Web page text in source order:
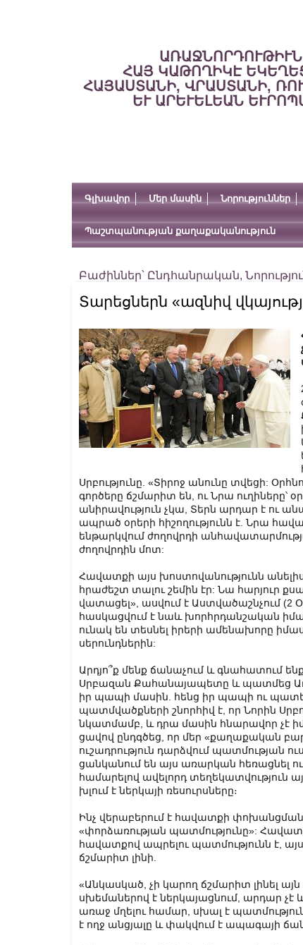
ԱՌԱՋՆՈՐԴՈՒԹԻՒՆ
ՀԱՅ ԿԱԹՈՂԻԿԷ
ՀԱՅԱՍՏԱՆԻ, ՎՐԱՍՏԱՆԻ,
ԵՒ ԱՐԵՒԵԼԵԱՆ
Գլխավոր Մեր մասին Նորություններ
Պաշտպանության քաղաքականություն
Բաժիններ՝ Ընդհանրական,
Տարեցներն «ազնիվ
Սրբությունը. «Տիրոջ անունը տվեցի:
գործերը ճշմարիտ են, ու Նրա
անիրավություն չկա, Տերն արդար է ու
ապրած օրերի հիշողությունն է. Նրա
ենթարկվում ժողովրդի
ժողովրդին մոտ:
Հավատքի այս խոստովանությունն
հրաժեշտ տալու շեմին էր: Նա հարյուր
վատացել», ասվում է Աստվածաշնչում (2
հասկացվում է նաև խորհրդանշական
ունակ են տեսնել իրերի ամենախորը
սերունդներին:
Արդյո՞ք մենք ճանաչում և գնահատում
Սրբազան Քահանայապետը և պատմեց
իր պապի մասին. հենց իր պապի ու
պատմվածքների շնորհիվ է, որ Նորին
նկատմամբ, և դրա մասին հնարավոր չէ
ցավով ընդգծեց, որ մեր «քաղաքական
ուշադրություն դարձվում պատմության
ցանկանում են այս առարկան հեռացնել
համարելով ավելորդ տեղեկատվություն
խլում է ներկայի ռեսուրսները։
Ինչ վերաբերում է հավատքի
«փորձառության պատմությունը»:
հավատքով ապրելու պատմությունն է,
ճշմարիտ լինի.
«Անկասկած, չի կարող ճշմարիտ լինել
սխեմաներով է ներկայացնում, արդար չէ
առաջ մղելու համար, սխալ է
է ողջ անցյալը և փակվում է ապագայի